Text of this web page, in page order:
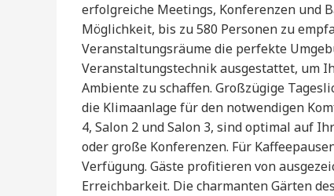
erfolgreiche Meetings, Konferenzen und
Möglichkeit, bis zu 580 Personen zu
Veranstaltungsräume die perfekte
Veranstaltungstechnik ausgestattet, um
Ambiente zu schaffen. Großzügige
die Klimaanlage für den notwendigen
4, Salon 2 und Salon 3, sind optimal auf
oder große Konferenzen. Für
Verfügung. Gäste profitieren von
Erreichbarkeit. Die charmanten Gärten